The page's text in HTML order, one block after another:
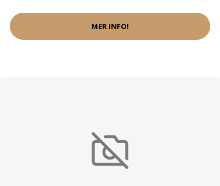
MER INFO!